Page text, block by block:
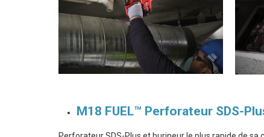
M18 FUEL™ Perforateur SDS-